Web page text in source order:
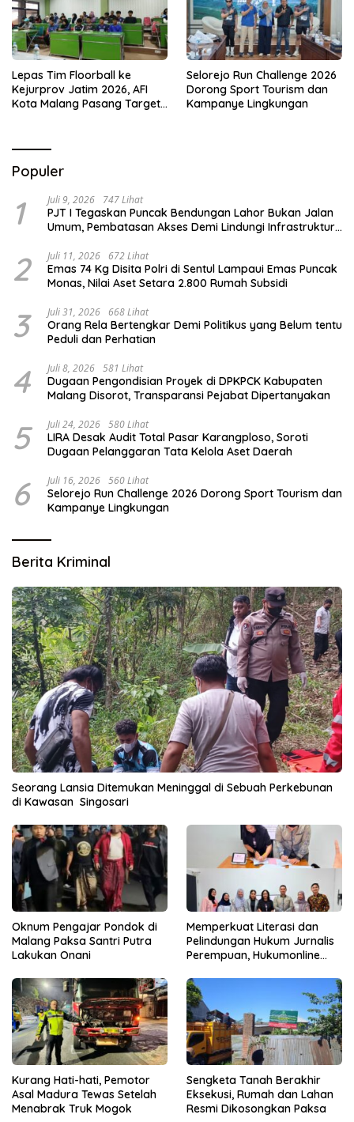
Lepas Tim Floorball ke
Kejurprov Jatim 2026, AFI
Kota Malang Pasang Target
Selorejo Run Challenge 2026
Dorong Sport Tourism dan
Kampanye Lingkungan
Populer
1 Juli 9, 2026 747 Lihat
PJT I Tegaskan Puncak Bendungan Lahor Bukan Jalan
Umum, Pembatasan Akses Demi Lindungi Infrastruktur
2 Juli 11, 2026 672 Lihat
Emas 74 Kg Disita Polri di Sentul Lampaui Emas Puncak
Monas, Nilai Aset Setara 2.800 Rumah Subsidi
3 Juli 31, 2026 668 Lihat
Orang Rela Bertengkar Demi Politikus yang Belum tentu
Peduli dan Perhatian
4 Juli 8, 2026 581 Lihat
Dugaan Pengondisian Proyek di DPKPCK Kabupaten
Malang Disorot, Transparansi Pejabat Dipertanyakan
5 Juli 24, 2026 580 Lihat
LIRA Desak Audit Total Pasar Karangploso, Soroti
Dugaan Pelanggaran Tata Kelola Aset Daerah
6 Juli 16, 2026 560 Lihat
Selorejo Run Challenge 2026 Dorong Sport Tourism dan
Kampanye Lingkungan
Berita Kriminal
Seorang Lansia Ditemukan Meninggal di Sebuah Perkebunan
di Kawasan Singosari
Oknum Pengajar Pondok di
Malang Paksa Santri Putra
Lakukan Onani
Memperkuat Literasi dan
Pelindungan Hukum Jurnalis
Perempuan, Hukumonline
Gratis
Kurang Hati-hati, Pemotor
Asal Madura Tewas Setelah
Menabrak Truk Mogok
Sengketa Tanah Berakhir
Eksekusi, Rumah dan Lahan
Resmi Dikosongkan Paksa